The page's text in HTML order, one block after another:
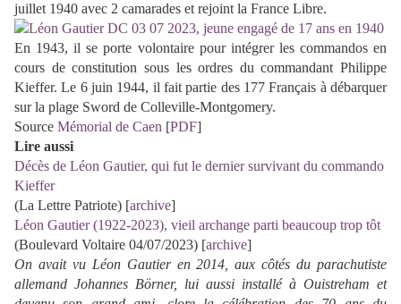
juillet 1940 avec 2 camarades et rejoint la France Libre.
En 1943, il se porte volontaire pour intégrer les commandos en
cours de constitution sous les ordres du commandant Philippe
Kieffer. Le 6 juin 1944, il fait partie des 177 Français à débarquer
sur la plage Sword de Colleville-Montgomery.
Source Mémorial de Caen [PDF]
Lire aussi
Décès de Léon Gautier, qui fut le dernier survivant du commando
Kieffer
(La Lettre Patriote) [archive]
Léon Gautier (1922-2023), vieil archange parti beaucoup trop tôt
(Boulevard Voltaire 04/07/2023) [archive]
On avait vu Léon Gautier en 2014, aux côtés du parachutiste
allemand Johannes Börner, lui aussi installé à Ouistreham et